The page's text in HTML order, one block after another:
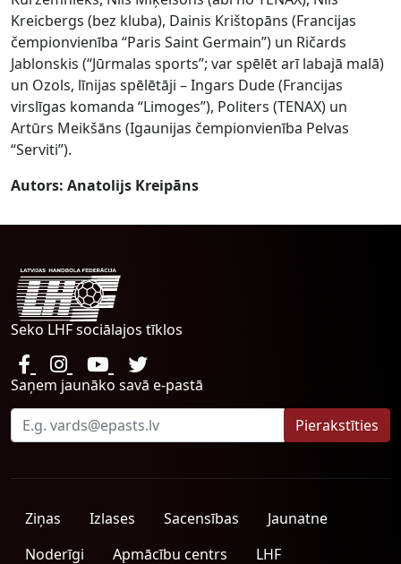
Kreicbergs (bez kluba), Dainis Krištopāns (Francijas
čempionvienība “Paris Saint Germain”) un Ričards
Jablonskis (“Jūrmalas sports”; var spēlēt arī labajā malā)
un Ozols, līnijas spēlētāji – Ingars Dude (Francijas
virslīgas komanda “Limoges”), Politers (TENAX) un
Artūrs Meikšāns (Igaunijas čempionvienība Pelvas
“Serviti”).
Autors: Anatolijs Kreipāns
Seko LHF sociālajos tīklos
Saņem jaunāko savā e-pastā
Ziņas Izlases Sacensības
Jaunatne
Noderīgi
Apmācību centrs LHF